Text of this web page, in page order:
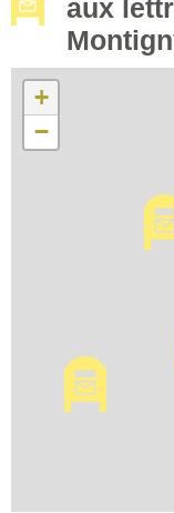
aux
+
−